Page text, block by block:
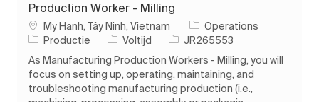
Production Worker - Milling
PlaatsMy Hanh, Tây Ninh, Vietnam
Operations
Categorie
Productie Soort baan
Voltijd Taak-ID
JR265553
As Manufacturing Production Workers - Milling, you will
focus on setting up, operating, maintaining, and
troubleshooting manufacturing production (i.e.,